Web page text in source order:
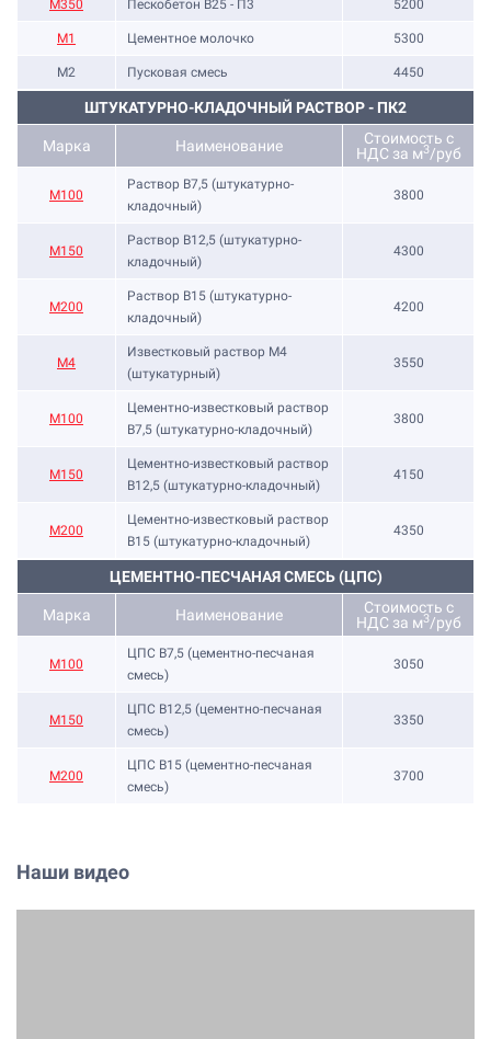
М350 Пескобетон В25 - П3 5200
М1 Цементное молочко 5300
М2 Пусковая смесь 4450
ШТУКАТУРНО-КЛАДОЧНЫЙ РАСТВОР - ПК2
Марка Наименование
Стоимость с
НДС за м3/руб
М100
Раствор B7,5 (штукатурно-
кладочный)
3800
М150
Раствор B12,5 (штукатурно-
кладочный)
4300
М200
Раствор B15 (штукатурно-
кладочный)
4200
М4
Известковый раствор М4
(штукатурный)
3550
М100
Цементно-известковый раствор
B7,5 (штукатурно-кладочный)
3800
М150
Цементно-известковый раствор
B12,5 (штукатурно-кладочный)
4150
М200
Цементно-известковый раствор
B15 (штукатурно-кладочный)
4350
ЦЕМЕНТНО-ПЕСЧАНАЯ СМЕСЬ (ЦПС)
Марка Наименование
Стоимость с
НДС за м3/руб
М100
ЦПС В7,5 (цементно-песчаная
смесь)
3050
М150
ЦПС В12,5 (цементно-песчаная
смесь)
3350
М200
ЦПС В15 (цементно-песчаная
смесь)
3700
Наши видео